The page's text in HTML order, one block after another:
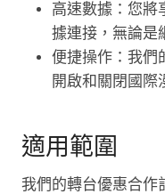
高速數據：您將
據連接，無論是
便捷操作：我們
開啟和關閉國際
適用範圍
我們的轉台優惠合作